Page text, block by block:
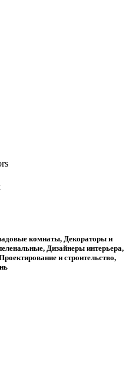
комнаты, Декораторы и
Дизайнеры интерьера,
и строительство,